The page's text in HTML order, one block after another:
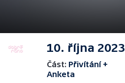
10. října 2023
Část: Přivítání +
Anketa